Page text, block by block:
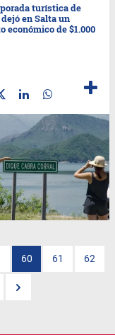
turística de
en Salta un
económico de $1.000
60 61 62